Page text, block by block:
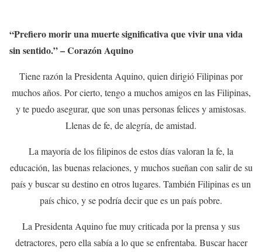
“Prefiero morir una muerte significativa que vivir una vida
sin sentido.” – Corazón Aquino
Tiene razón la Presidenta Aquino, quien dirigió Filipinas por
muchos años. Por cierto, tengo a muchos amigos en las Filipinas,
y te puedo asegurar, que son unas personas felices y amistosas.
Llenas de fe, de alegría, de amistad.
La mayoría de los filipinos de estos días valoran la fe, la
educación, las buenas relaciones, y muchos sueñan con salir de su
país y buscar su destino en otros lugares. También Filipinas es un
país chico, y se podría decir que es un país pobre.
La Presidenta Aquino fue muy criticada por la prensa y sus
detractores, pero ella sabía a lo que se enfrentaba. Buscar hacer